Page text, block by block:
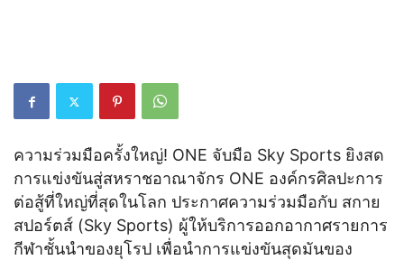
ความร่วมมือครั้งใหญ่! ONE จับมือ Sky Sports ยิงสด
การแข่งขันสู่สหราชอาณาจักร ONE องค์กรศิลปะการ
ต่อสู้ที่ใหญ่ที่สุดในโลก ประกาศความร่วมมือกับ สกาย
สปอร์ตส์ (Sky Sports) ผู้ให้บริการออกอากาศรายการ
กีฬาชั้นนำของยุโรป เพื่อนำการแข่งขันสุดมันของ